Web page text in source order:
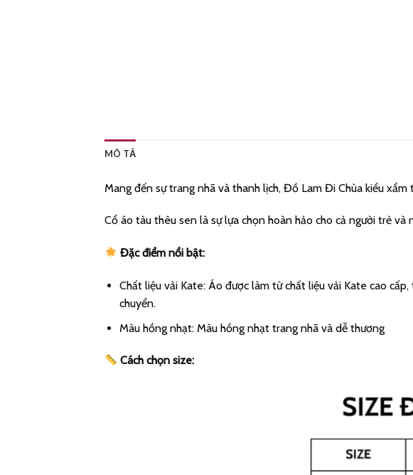
MÔ TẢ
Mang đến sự trang nhã và thanh lịch, Đồ Lam Đi Chùa kiểu xẩm
Cổ áo tàu thêu sen là sự lựa chọn hoàn hảo cho cả người trẻ
Đặc điểm nổi bật:
Chất liệu vải Kate: Áo được làm từ chất liệu vải Kate cao
chuyển.
Màu hồng nhạt: Màu hồng nhạt trang nhã và dễ thương
Cách chọn size: